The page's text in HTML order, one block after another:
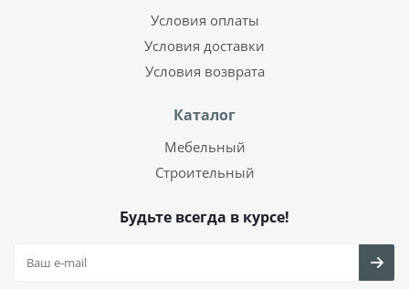
Условия оплаты
Условия доставки
Условия возврата
Каталог
Мебельный
Строительный
Будьте всегда в курсе!